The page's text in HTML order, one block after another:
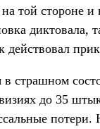
той стороне
диктовала,
действовал
страшном
до 35
потери.